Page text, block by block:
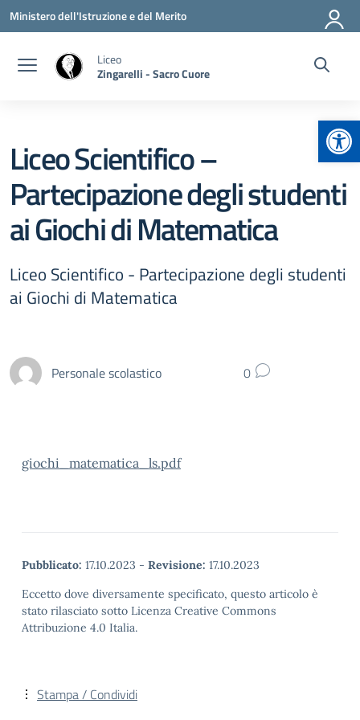
Vai ai contenuti
Vai al menu di navigazione
Vai al footer
Ministero dell'Istruzione e del Merito
Liceo
Zingarelli - Sacro Cuore
Liceo Scientifico –
Partecipazione degli studenti
ai Giochi di Matematica
Liceo Scientifico - Partecipazione degli studenti
ai Giochi di Matematica
Personale scolastico 0
giochi_matematica_ls.pdf
Pubblicato: 17.10.2023 - Revisione: 17.10.2023
Eccetto dove diversamente specificato, questo articolo è
stato rilasciato sotto Licenza Creative Commons
Attribuzione 4.0 Italia.
Stampa / Condividi